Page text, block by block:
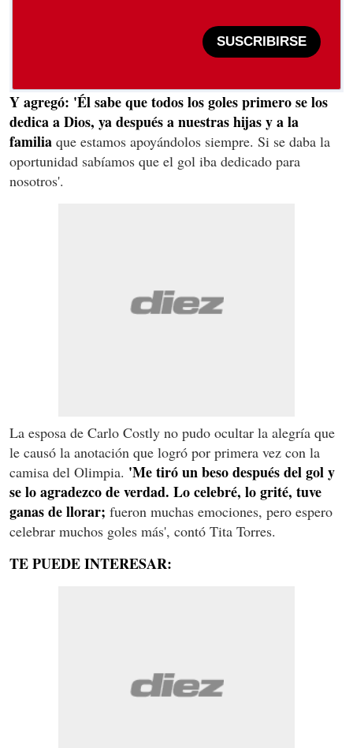
SUSCRIBIRSE
Y agregó: 'Él sabe que todos los goles primero se los
dedica a Dios, ya después a nuestras hijas y a la
familia que estamos apoyándolos siempre. Si se daba la
oportunidad sabíamos que el gol iba dedicado para
nosotros'.
La esposa de Carlo Costly no pudo ocultar la alegría que
le causó la anotación que logró por primera vez con la
camisa del Olimpia. 'Me tiró un beso después del gol y
se lo agradezco de verdad. Lo celebré, lo grité, tuve
ganas de llorar; fueron muchas emociones, pero espero
celebrar muchos goles más', contó Tita Torres.
TE PUEDE INTERESAR: